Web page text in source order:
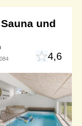
und
4,6